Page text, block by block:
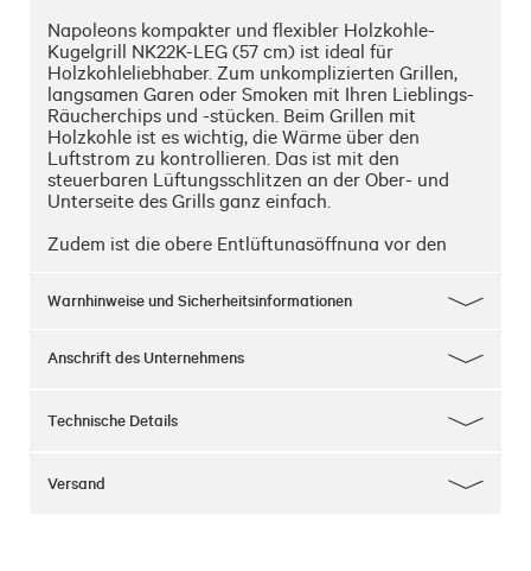
Napoleons kompakter und flexibler Holzkohle-
Kugelgrill NK22K-LEG (57 cm) ist ideal für
Holzkohleliebhaber. Zum unkomplizierten Grillen,
langsamen Garen oder Smoken mit Ihren Lieblings-
Räucherchips und -stücken. Beim Grillen mit
Holzkohle ist es wichtig, die Wärme über den
Luftstrom zu kontrollieren. Das ist mit den
steuerbaren Lüftungsschlitzen an der Ober- und
Unterseite des Grills ganz einfach.
Zudem ist die obere Entlüftungsöffnung vor den
Konvektion innerhalb des Grills für ein besseres
Nutzung des Brennstoffs. Die Roste sind aus
wieder auffüllen oder Räucherchips und -stücke
Warnhinweise und Sicherheitsinformationen
Anschrift des Unternehmens
Technische Details
Versand